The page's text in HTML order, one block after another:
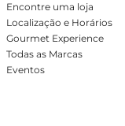
Encontre uma loja
Localização e Horários
Gourmet Experience
Todas as Marcas
Eventos